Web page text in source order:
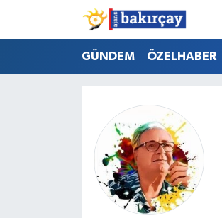
GÜNDEM ÖZELHABER
İzmir Nöbetçi Eczaneler
İzmir Namaz Vakitleri
İzmir Trafik Yoğunluk Haritası
Süper Lig Puan Durumu ve Fikstür